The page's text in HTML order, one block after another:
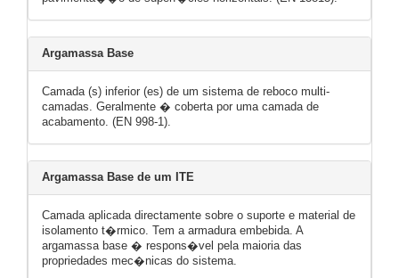
Argamassa Base
Camada (s) inferior (es) de um sistema de reboco multi-
camadas. Geralmente � coberta por uma camada de
acabamento. (EN 998-1).
Argamassa Base de um ITE
Camada aplicada directamente sobre o suporte e material de
isolamento t�rmico. Tem a armadura embebida. A
argamassa base � respons�vel pela maioria das
propriedades mec�nicas do sistema.